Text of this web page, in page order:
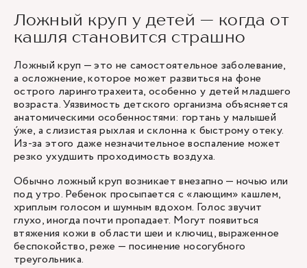
Ложный круп у детей — когда от
кашля становится страшно
Ложный круп — это не самостоятельное заболевание,
а осложнение, которое может развиться на фоне
острого ларинготрахеита, особенно у детей младшего
возраста. Уязвимость детского организма объясняется
анатомическими особенностями: гортань у малышей
ýже, а слизистая рыхлая и склонна к быстрому отеку.
Из-за этого даже незначительное воспаление может
резко ухудшить проходимость воздуха.
Обычно ложный круп возникает внезапно — ночью или
под утро. Ребенок просыпается с «лающим» кашлем,
хриплым голосом и шумным вдохом. Голос звучит
глухо, иногда почти пропадает. Могут появиться
втяжения кожи в области шеи и ключиц, выраженное
беспокойство, реже — посинение носогубного
треугольника.